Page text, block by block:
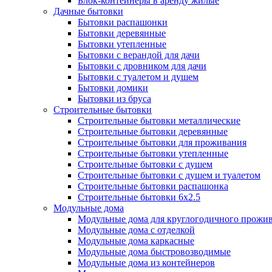
Дачные бытовки
Бытовки распашонки
Бытовки деревянные
Бытовки утепленные
Бытовки с верандой для дачи
Бытовки с дровником для дачи
Бытовки с туалетом и душем
Бытовки домики
Бытовки из бруса
Строительные бытовки
Строительные бытовки металлические
Строительные бытовки деревянные
Строительные бытовки для проживания
Строительные бытовки утепленные
Строительные бытовки с душем
Строительные бытовки с душем и туалетом
Строительные бытовки распашонка
Строительные бытовки 6x2.5
Модульные дома
Модульные дома для круглогодичного
Модульные дома с отделкой
Модульные дома каркасные
Модульные дома быстровозводимые
Модульные дома из контейнеров